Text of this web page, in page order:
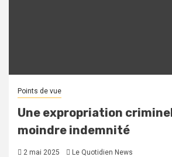
Points de vue
Une expropriation
moindre indemnité
2 mai 2025 Le Quotidien News